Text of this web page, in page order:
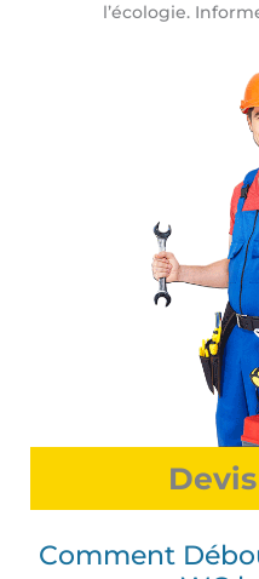
l’écologie.
Comment